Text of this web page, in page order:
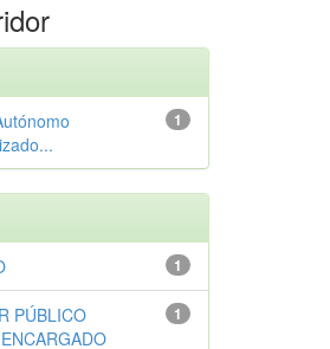
1
1
1
PÚBLICO